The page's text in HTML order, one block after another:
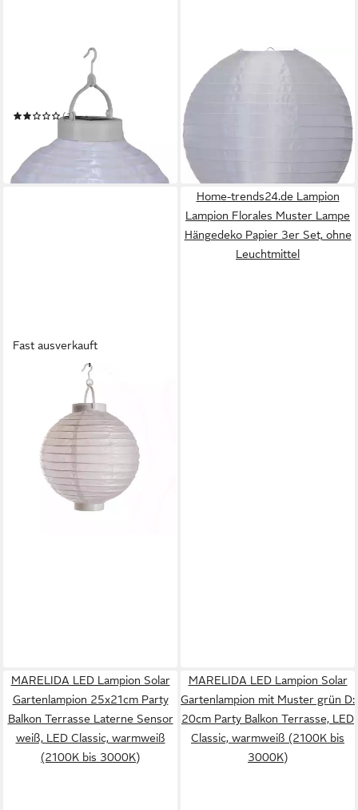
LED Solarleuchte Solar-
Papierlaterne Festival
(1)
-13%
in 6-8 Werktagen bei dir
STAR TRADING
LED Lampion "Festival"
weiß, Lampion, 400x400mm
Fast ausverkauft
LED Lampion LED Lampion
kaltweiße LED D: 30cm
Kugel Laterne Partylampion
in 2-3 Werktagen bei dir
Home-trends24.de Lampion
Lampion Florales Muster Lampe
Hängedeko Papier 3er Set, ohne
Leuchtmittel
MARELIDA LED Lampion Solar
Gartenlampion 25x21cm Party
Balkon Terrasse Laterne Sensor
weiß, LED Classic, warmweiß
(2100K bis 3000K)
MARELIDA LED Lampion Solar
Gartenlampion mit Muster grün D:
20cm Party Balkon Terrasse, LED
Classic, warmweiß (2100K bis
3000K)